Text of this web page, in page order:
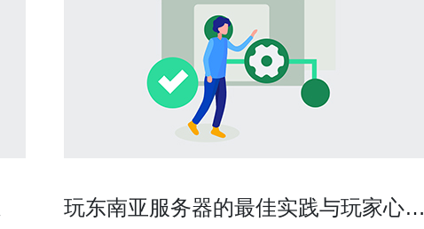
玩东南亚服务器的最佳实践与玩家心得